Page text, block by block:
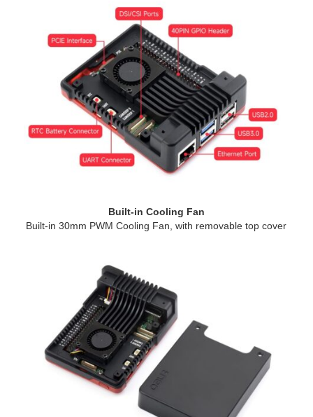
Built-in Cooling Fan
Built-in 30mm PWM Cooling Fan, with removable top cover